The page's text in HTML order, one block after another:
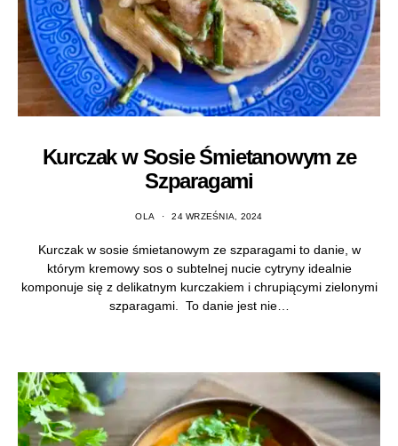
Kurczak w Sosie Śmietanowym ze
Szparagami
OLA 24 WRZEŚNIA, 2024
Kurczak w sosie śmietanowym ze szparagami to danie, w
którym kremowy sos o subtelnej nucie cytryny idealnie
komponuje się z delikatnym kurczakiem i chrupiącymi zielonymi
szparagami. To danie jest nie…